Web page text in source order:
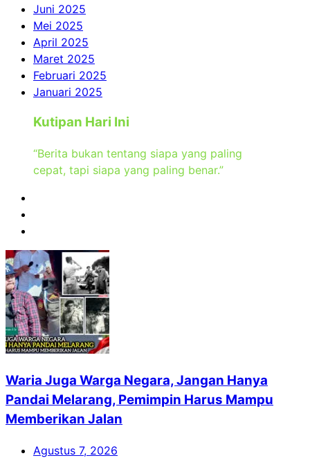
Juni 2025
Mei 2025
April 2025
Maret 2025
Februari 2025
Januari 2025
Kutipan Hari Ini
“Berita bukan tentang siapa yang paling
cepat, tapi siapa yang paling benar.”
Waria Juga Warga Negara, Jangan Hanya
Pandai Melarang, Pemimpin Harus Mampu
Memberikan Jalan
Agustus 7, 2026